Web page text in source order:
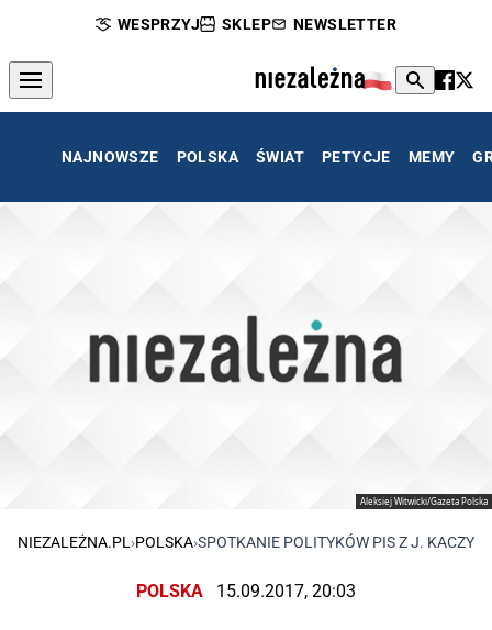
WESPRZYJ SKLEP NEWSLETTER
NAJNOWSZE POLSKA ŚWIAT PETYCJE MEMY
Aleksiej Witwicki/Gazeta Polska
NIEZALEŻNA.PL ›POLSKA›SPOTKANIE POLITYKÓW PIS Z J.
POLSKA 15.09.2017, 20:03